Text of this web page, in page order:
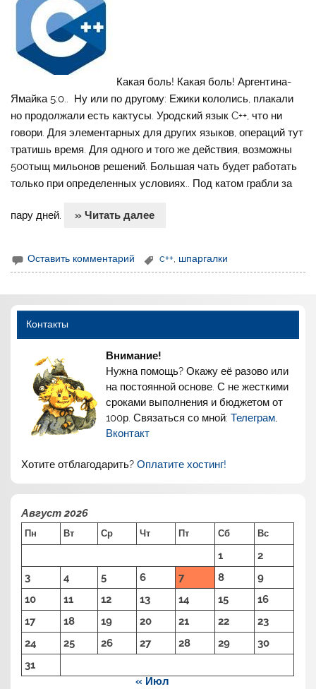
Какая боль! Какая боль! Аргентина-
Ямайка 5:0.. Ну или по другому: Ежики кололись, плакали
но продолжали есть кактусы. Уродский язык C++, что ни
говори. Для элементарных для других языков, операций тут
тратишь время. Для одного и того же действия, возможны
500тыщ мильонов решений. Большая чать будет работать
только при определенных условиях.. Под катом грабли за
пару дней. » Читать далее
Оставить комментарий c++ шпаргалки
Контакты
Внимание!
Нужна помощь? Окажу её разово или
на постоянной основе. С не жесткими
сроками выполнения и бюджетом от
100р. Связаться со мной:Телеграм,
Вконтакт
Хотите отблагодарить?Оплатите хостинг!
Август 2026
Пн Вт Ср Чт Пт Сб Вс
1
2
3
4 5 6 7 8
9
10
11 12 13 14 15
16
17
18 19 20 21 22
23
24
25 26 27 28 29
30
31
« Июл